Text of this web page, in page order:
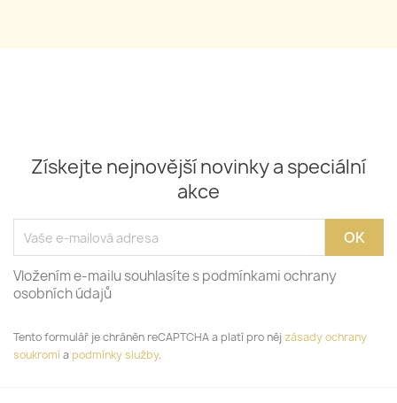
Získejte nejnovější novinky a speciální
akce
Vložením e-mailu souhlasíte s podmínkami ochrany
osobních údajů
Tento formulář je chráněn reCAPTCHA a platí pro něj zásady ochrany
soukromía podmínky služby.